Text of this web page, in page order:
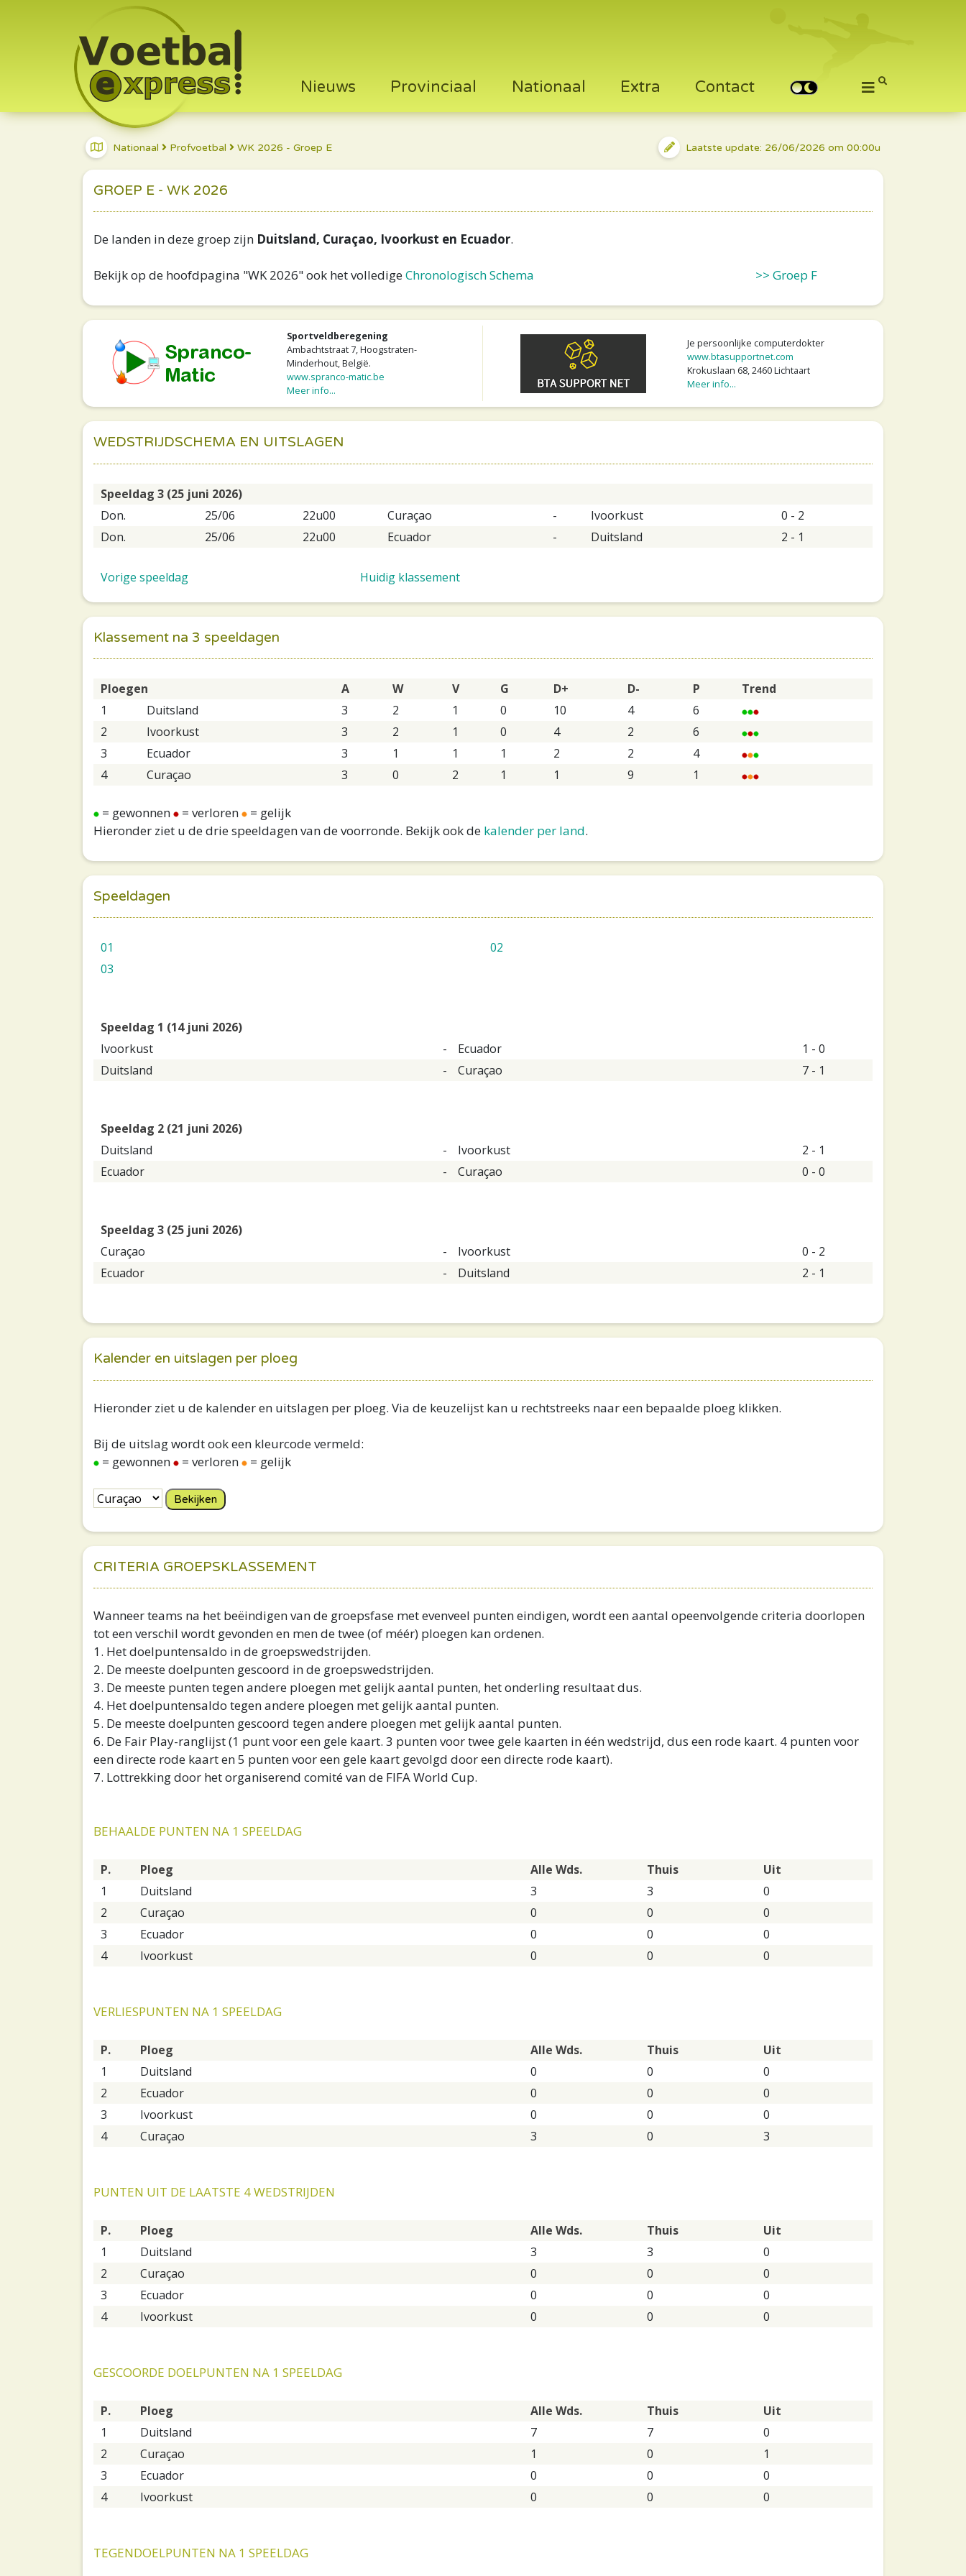
Nieuws Provinciaal Nationaal Extra Contact
Nationaal Profvoetbal WK 2026 - Groep E Laatste update: 26/06/2026 om 00:00u
GROEP E - WK 2026
De landen in deze groep zijn Duitsland, Curaçao, Ivoorkust en Ecuador.
Bekijk op de hoofdpagina "WK 2026" ook het volledigeChronologisch Schema >> Groep F
Sportveldberegening
Ambachtstraat 7, Hoogstraten-
Minderhout, België.
www.spranco-matic.be
Meer info...
Je persoonlijke computerdokter
www.btasupportnet.com
Krokuslaan 68, 2460 Lichtaart
Meer info...
WEDSTRIJDSCHEMA EN UITSLAGEN
Speeldag 3 (25 juni 2026)
Don.
25/06 22u00 Curaçao - Ivoorkust
0 - 2
Don.
25/06 22u00 Ecuador - Duitsland 2 - 1
Vorige speeldag Huidig klassement
Klassement na 3 speeldagen
Ploegen A W V G D+ D- P
Trend
1
Duitsland 3 2 1 0 10 4
6
2
Ivoorkust 3 2 1 0 4 2
6
3
Ecuador 3 1 1 1 2 2
4
4
Curaçao 3 0 2 1 1 9 1
= gewonnen = verloren
= gelijk
Hieronder ziet u de drie speeldagen van de voorronde. Bekijk ook de kalender per land.
Speeldagen
01
02
03
Speeldag 1 (14 juni 2026)
Ivoorkust
- Ecuador
1 - 0
Duitsland
- Curaçao 7 - 1
Speeldag 2 (21 juni 2026)
Duitsland
- Ivoorkust
2 - 1
Ecuador
- Curaçao 0 - 0
Speeldag 3 (25 juni 2026)
Curaçao
- Ivoorkust
0 - 2
Ecuador
- Duitsland 2 - 1
Kalender en uitslagen per ploeg
Hieronder ziet u de kalender en uitslagen per ploeg. Via de keuzelijst kan u rechtstreeks naar een bepaalde ploeg klikken.
Bij de uitslag wordt ook een kleurcode vermeld:
= gewonnen
= verloren = gelijk
CRITERIA GROEPSKLASSEMENT
Wanneer teams na het beëindigen van de groepsfase met evenveel punten eindigen, wordt een aantal opeenvolgende criteria doorlopen
tot een verschil wordt gevonden en men de twee (of méér) ploegen kan ordenen.
1. Het doelpuntensaldo in de groepswedstrijden.
2. De meeste doelpunten gescoord in de groepswedstrijden.
3. De meeste punten tegen andere ploegen met gelijk aantal punten, het onderling resultaat dus.
4. Het doelpuntensaldo tegen andere ploegen met gelijk aantal punten.
5. De meeste doelpunten gescoord tegen andere ploegen met gelijk aantal punten.
6. De Fair Play-ranglijst (1 punt voor een gele kaart. 3 punten voor twee gele kaarten in één wedstrijd, dus een rode kaart. 4 punten voor
een directe rode kaart en 5 punten voor een gele kaart gevolgd door een directe rode kaart).
7. Lottrekking door het organiserend comité van de FIFA World Cup.
BEHAALDE PUNTEN NA 1 SPEELDAG
P. Ploeg Alle Wds. Thuis
Uit
1
Duitsland 3 3
0
2
Curaçao 0 0
0
3
Ecuador 0 0
0
4
Ivoorkust 0 0 0
VERLIESPUNTEN NA 1 SPEELDAG
P. Ploeg Alle Wds. Thuis
Uit
1
Duitsland 0 0
0
2
Ecuador 0 0
0
3
Ivoorkust 0 0
0
4
Curaçao 3 0 3
PUNTEN UIT DE LAATSTE 4 WEDSTRIJDEN
P. Ploeg Alle Wds. Thuis
Uit
1
Duitsland 3 3
0
2
Curaçao 0 0
0
3
Ecuador 0 0
0
4
Ivoorkust 0 0 0
GESCOORDE DOELPUNTEN NA 1 SPEELDAG
P. Ploeg Alle Wds. Thuis
Uit
1
Duitsland 7 7
0
2
Curaçao 1 0
1
3
Ecuador 0 0
0
4
Ivoorkust 0 0 0
TEGENDOELPUNTEN NA 1 SPEELDAG